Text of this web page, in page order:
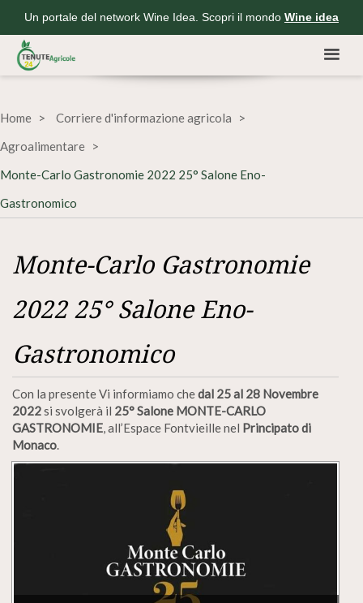
Un portale del network Wine Idea. Scopri il mondo Wine idea
Home
Corriere d'informazione agricola
Agroalimentare
Monte-Carlo Gastronomie 2022 25° Salone Eno-
Gastronomico
Monte-Carlo Gastronomie
2022 25° Salone Eno-
Gastronomico
Con la presente Vi informiamo chedal 25 al 28 Novembre
2022si svolgerà il 25° Salone MONTE-CARLO
GASTRONOMIE, all’Espace Fontvieille nel Principato di
Monaco.